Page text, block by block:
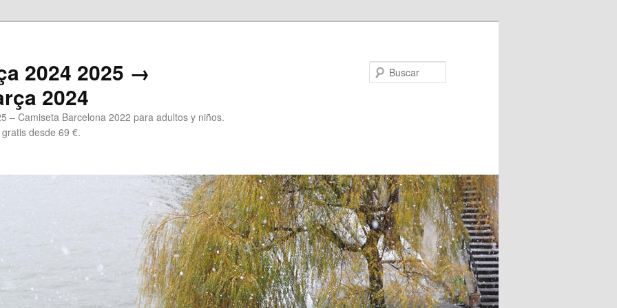
2024 2025 →
2024
– Camiseta Barcelona 2022 para adultos y niños.
desde 69 €.